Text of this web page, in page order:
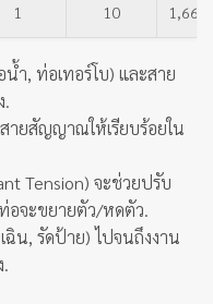
1 10
ำ, ท่อเทอร์โบ) และสาย
.
สายสัญญาณให้เรียบร้อยใน
Tension) จะช่วยปรับ
จะขยายตัว/หดตัว.
ฉิน, รัดป้าย) ไปจนถึงงาน